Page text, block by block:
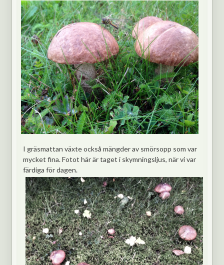
I gräsmattan växte också mängder av smörsopp som var
mycket fina. Fotot här är taget i skymningsljus, när vi var
färdiga för dagen.